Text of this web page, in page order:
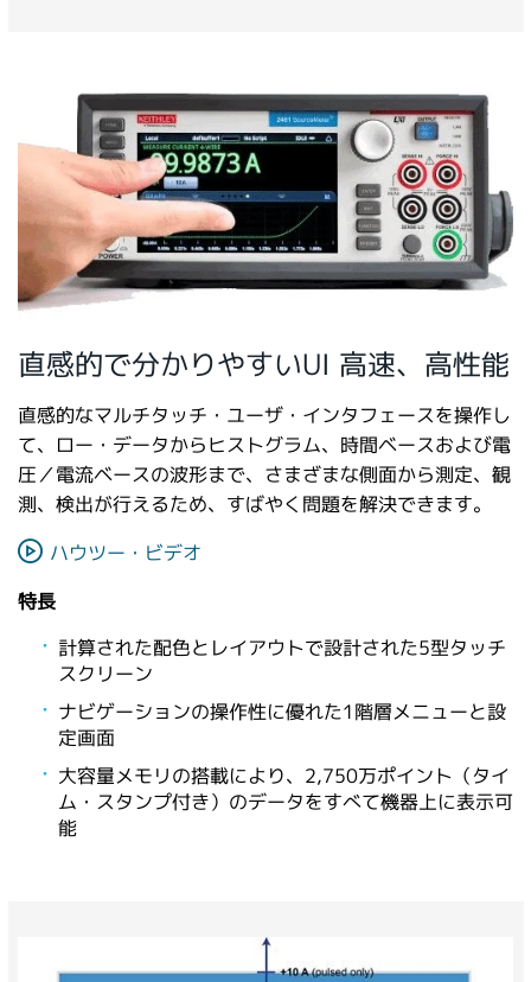
直感的で分かりやすいUI 高速、高性能
直感的なマルチタッチ・ユーザ・インタフェースを操作し
て、ロー・データからヒストグラム、時間ベースおよび電
圧／電流ベースの波形まで、さまざまな側面から測定、観
測、検出が行えるため、すばやく問題を解決できます。
ハウツー・ビデオ
特長
計算された配色とレイアウトで設計された5型タッチ
スクリーン
ナビゲーションの操作性に優れた1階層メニューと設
定画面
大容量メモリの搭載により、2,750万ポイント（タイ
ム・スタンプ付き）のデータをすべて機器上に表示可
能